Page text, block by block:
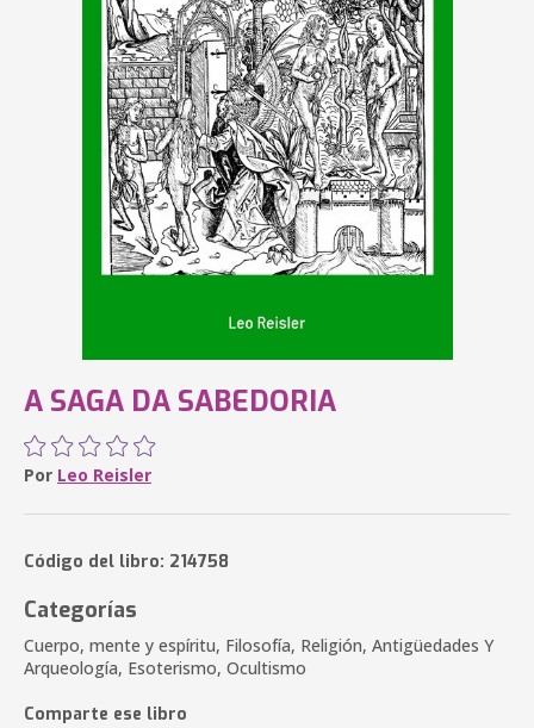
A SAGA DA SABEDORIA
Por Leo Reisler
Código del libro: 214758
Categorías
Cuerpo, mente y espíritu, Filosofía, Religión, Antigüedades Y
Arqueología, Esoterismo, Ocultismo
Comparte ese libro